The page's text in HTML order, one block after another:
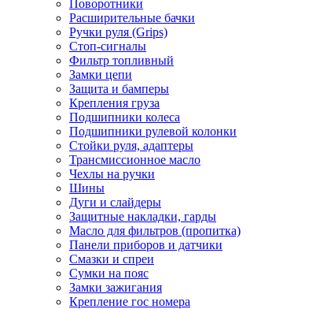
Поворотники
Расширительные бачки
Ручки руля (Grips)
Стоп-сигналы
Фильтр топливный
Замки цепи
Защита и бамперы
Крепления груза
Подшипники колеса
Подшипники рулевой колонки
Стойки руля, адаптеры
Трансмиссионное масло
Чехлы на ручки
Шины
Дуги и слайдеры
Защитные накладки, гарды
Масло для фильтров (пропитка)
Панели приборов и датчики
Смазки и спреи
Сумки на пояс
Замки зажигания
Крепление гос номера